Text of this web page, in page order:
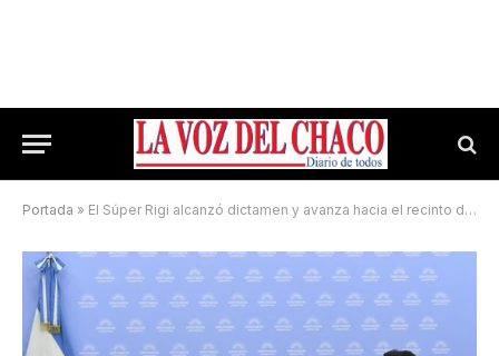
Portada » El Súper Rigi alcanzó dictamen y avanza hacia el recinto del Congreso